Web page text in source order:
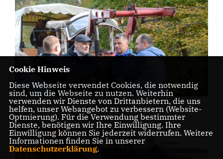
Cookie Hinweis
Diese Webseite verwendet Cookies, die notwendig
sind, um die Webseite zu nutzen. Weiterhin
verwenden wir Dienste von Drittanbietern, die uns
helfen, unser Webangebot zu verbessern (Website-
Optmierung). Für die Verwendung bestimmter
Dienste, benötigen wir Ihre Einwilligung. Ihre
Einwilligung können Sie jederzeit widerrufen. Weitere
Informationen finden Sie in unserer
Datenschutzerklärung.